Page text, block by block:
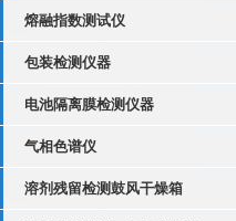
熔融指数测试仪
包装检测仪器
电池隔离膜检测仪器
气相色谱仪
溶剂残留检测鼓风干燥箱